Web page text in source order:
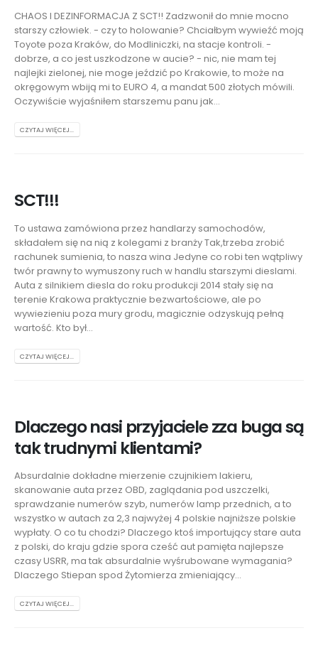
CHAOS I DEZINFORMACJA Z SCT!! Zadzwonił do mnie mocno
starszy człowiek. - czy to holowanie? Chciałbym wywieźć moją
Toyote poza Kraków, do Modliniczki, na stacje kontroli. -
dobrze, a co jest uszkodzone w aucie? - nic, nie mam tej
najlejki zielonej, nie moge jeździć po Krakowie, to może na
okręgowym wbiją mi to EURO 4, a mandat 500 złotych mówili.
Oczywiście wyjaśniłem starszemu panu jak...
CZYTAJ WIĘCEJ...
SCT!!!
To ustawa zamówiona przez handlarzy samochodów,
składałem się na nią z kolegami z branżyTak,trzeba zrobić
rachunek sumienia, to nasza wina Jedyne co robi ten wątpliwy
twór prawny to wymuszony ruch w handlu starszymi dieslami.
Auta z silnikiem diesla do roku produkcji 2014 stały się na
terenie Krakowa praktycznie bezwartościowe, ale po
wywiezieniu poza mury grodu, magicznie odzyskują pełną
wartość. Kto był...
CZYTAJ WIĘCEJ...
Dlaczego nasi przyjaciele zza buga są
tak trudnymi klientami?
Absurdalnie dokładne mierzenie czujnikiem lakieru,
skanowanie auta przez OBD, zaglądania pod uszczelki,
sprawdzanie numerów szyb, numerów lamp przednich, a to
wszystko w autach za 2,3 najwyżej 4 polskie najniższe polskie
wypłaty. O co tu chodzi? Dlaczego ktoś importujący stare auta
z polski, do kraju gdzie spora cześć aut pamięta najlepsze
czasy USRR, ma tak absurdalnie wyśrubowane wymagania?
Dlaczego Stiepan spod Żytomierza zmieniający...
CZYTAJ WIĘCEJ...